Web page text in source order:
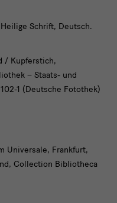
Schrift, Deutsch.
/ Kupferstich,
– Staats- und
1 (Deutsche Fotothek)
Universale, Frankfurt,
Collection Bibliotheca